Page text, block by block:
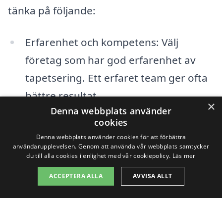
tänka på följande:
Erfarenhet och kompetens: Välj
företag som har god erfarenhet av
tapetsering. Ett erfaret team ger ofta
bättre resultat.
Kundrecensioner: Kolla på omdömen
för att se vad tidigare kunder tycker
om tjänsterna. Detta kan ge dig en bra
inblick i kvaliteten.
×
Denna webbplats använder
cookies
Denna webbplats använder cookies för att förbättra
användarupplevelsen. Genom att använda vår webbplats samtycker
du till alla cookies i enlighet med vår cookiepolicy. Läs mer
ACCEPTERA ALLA AVVISA ALLT